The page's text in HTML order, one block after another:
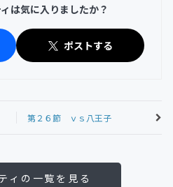
は気に入りましたか？
ポストする
第２６節 ｖｓ八王子
ィの一覧を見る